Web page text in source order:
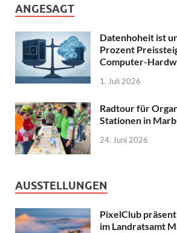
ANGESAGT
Datenhoheit ist
Prozent
Computer-
1. Juli 2026
Radtour für
Stationen in
24. Juni 2026
AUSSTELLUNGEN
PixelClub
im Landratsamt